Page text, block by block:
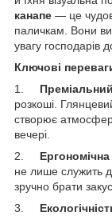
канапе — це
паличкам. Вони
увагу господарів
Ключові
1.
розкоші.
створює
вечері.
2.
не лише служить
зручно брати
3.